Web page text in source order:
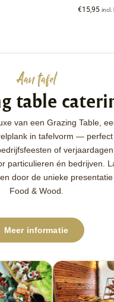
€15,95 incl.
Aan tafel
table
van een Grazing Table,
in tafelvorm —
of verjaardagen.
particulieren én bedrijven.
door de unieke presentatie
Food & Wood.
Meer informatie